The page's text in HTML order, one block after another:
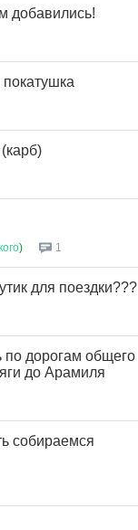
добавились!
) 1
для поездки???
по дорогам общего
до Арамиля
собираемся